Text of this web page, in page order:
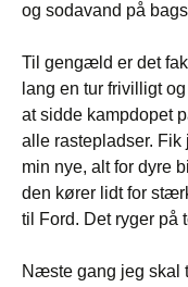
og sodavand på
Til gengæld er det
lang en tur frivilligt
at sidde kampdopet
alle rastepladser.
min nye, alt for dyre
den kører lidt for
til Ford. Det ryger på
Næste gang jeg skal